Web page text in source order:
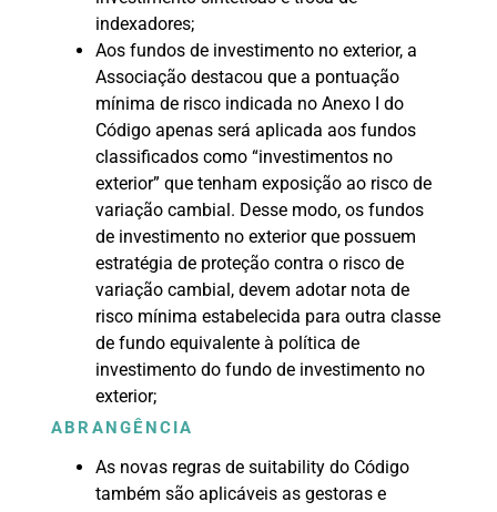
indexadores;
Aos fundos de investimento no exterior, a
Associação destacou que a pontuação
mínima de risco indicada no Anexo I do
Código apenas será aplicada aos fundos
classificados como “investimentos no
exterior” que tenham exposição ao risco de
variação cambial. Desse modo, os fundos
de investimento no exterior que possuem
estratégia de proteção contra o risco de
variação cambial, devem adotar nota de
risco mínima estabelecida para outra classe
de fundo equivalente à política de
investimento do fundo de investimento no
exterior;
ABRANGÊNCIA
As novas regras de suitability do Código
também são aplicáveis as gestoras e